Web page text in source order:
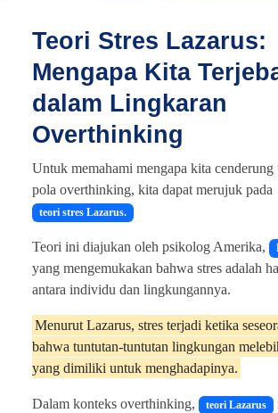
Teori Stres Lazarus:
Mengapa Kita
dalam Lingkaran
Overthinking
Untuk memahami mengapa kita cenderung
pola overthinking, kita dapat merujuk pada
teori stres Lazarus.
Teori ini diajukan oleh psikolog Amerika,
yang mengemukakan bahwa stres adalah
antara individu dan lingkungannya.
Menurut Lazarus, stres terjadi ketika
bahwa tuntutan-tuntutan lingkungan
yang dimiliki untuk menghadapinya.
Dalam konteks overthinking, teori Lazarus